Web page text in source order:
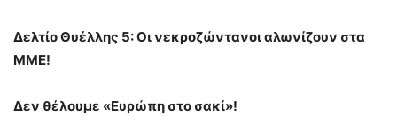
Δελτίο Θυέλλης 5: Οι νεκροζώντανοι αλωνίζουν στα
ΜΜΕ!
Δεν θέλουμε «Ευρώπη στο σακί»!